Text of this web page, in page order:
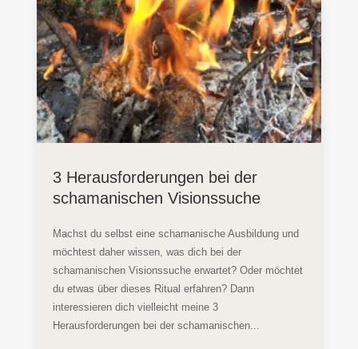
3 Herausforderungen bei der
schamanischen Visionssuche
Machst du selbst eine schamanische Ausbildung und
möchtest daher wissen, was dich bei der
schamanischen Visionssuche erwartet? Oder möchtet
du etwas über dieses Ritual erfahren? Dann
interessieren dich vielleicht meine 3
Herausforderungen bei der schamanischen...